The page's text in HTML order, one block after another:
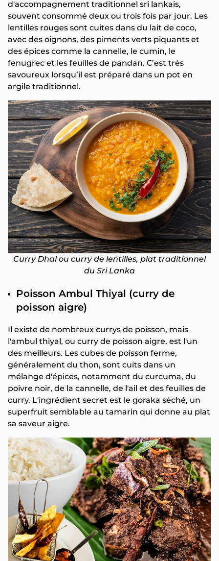
d'accompagnement traditionnel sri lankais,
souvent consommé deux ou trois fois par jour. Les
lentilles rouges sont cuites dans du lait de coco,
avec des oignons, des piments verts piquants et
des épices comme la cannelle, le cumin, le
fenugrec et les feuilles de pandan. C’est très
savoureux lorsqu’il est préparé dans un pot en
argile traditionnel.
Curry Dhal ou curry de lentilles, plat traditionnel
du Sri Lanka
Poisson Ambul Thiyal (curry de
poisson aigre)
Il existe de nombreux currys de poisson, mais
l'ambul thiyal, ou curry de poisson aigre, est l'un
des meilleurs. Les cubes de poisson ferme,
généralement du thon, sont cuits dans un
mélange d'épices, notamment du curcuma, du
poivre noir, de la cannelle, de l'ail et des feuilles de
curry. L'ingrédient secret est le goraka séché, un
superfruit semblable au tamarin qui donne au plat
sa saveur aigre.